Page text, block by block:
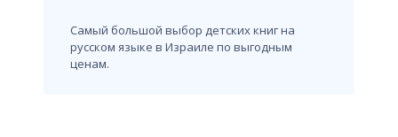
Самый большой выбор детских книг на
русском языке в Израиле по выгодным
ценам.